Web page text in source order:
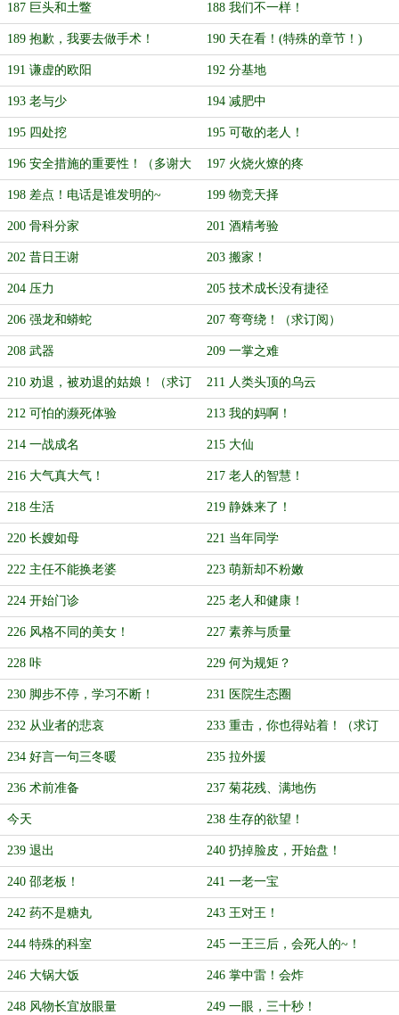
187 巨头和土鳖 188 我们不一样！
189 抱歉，我要去做手术！ 190 天在看！(特殊的章节！)
191 谦虚的欧阳 192 分基地
193 老与少 194 减肥中
195 四处挖 195 可敬的老人！
196 安全措施的重要性！（多谢大
佬：志村鸟）
197 火烧火燎的疼
198 差点！电话是谁发明的~ 199 物竞天择
200 骨科分家 201 酒精考验
202 昔日王谢 203 搬家！
204 压力 205 技术成长没有捷径
206 强龙和蟒蛇 207 弯弯绕！（求订阅）
208 武器 209 一掌之难
210 劝退，被劝退的姑娘！（求订
阅！）
211 人类头顶的乌云
212 可怕的濒死体验 213 我的妈啊！
214 一战成名 215 大仙
216 大气真大气！ 217 老人的智慧！
218 生活 219 静姝来了！
220 长嫂如母 221 当年同学
222 主任不能换老婆 223 萌新却不粉嫩
224 开始门诊 225 老人和健康！
226 风格不同的美女！ 227 素养与质量
228 咔 229 何为规矩？
230 脚步不停，学习不断！ 231 医院生态圈
232 从业者的悲哀 233 重击，你也得站着！（求订
阅）
234 好言一句三冬暖 235 拉外援
236 术前准备 237 菊花残、满地伤
今天 238 生存的欲望！
239 退出 240 扔掉脸皮，开始盘！
240 邵老板！ 241 一老一宝
242 药不是糖丸 243 王对王！
244 特殊的科室 245 一王三后，会死人的~！
246 大锅大饭 246 掌中雷！会炸
248 风物长宜放眼量 249 一眼，三十秒！